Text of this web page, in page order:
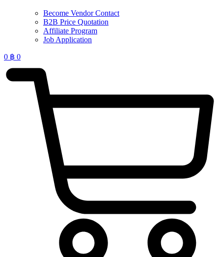
Become Vendor Contact
B2B Price Quotation
Affiliate Program
Job Application
0 ฿ 0